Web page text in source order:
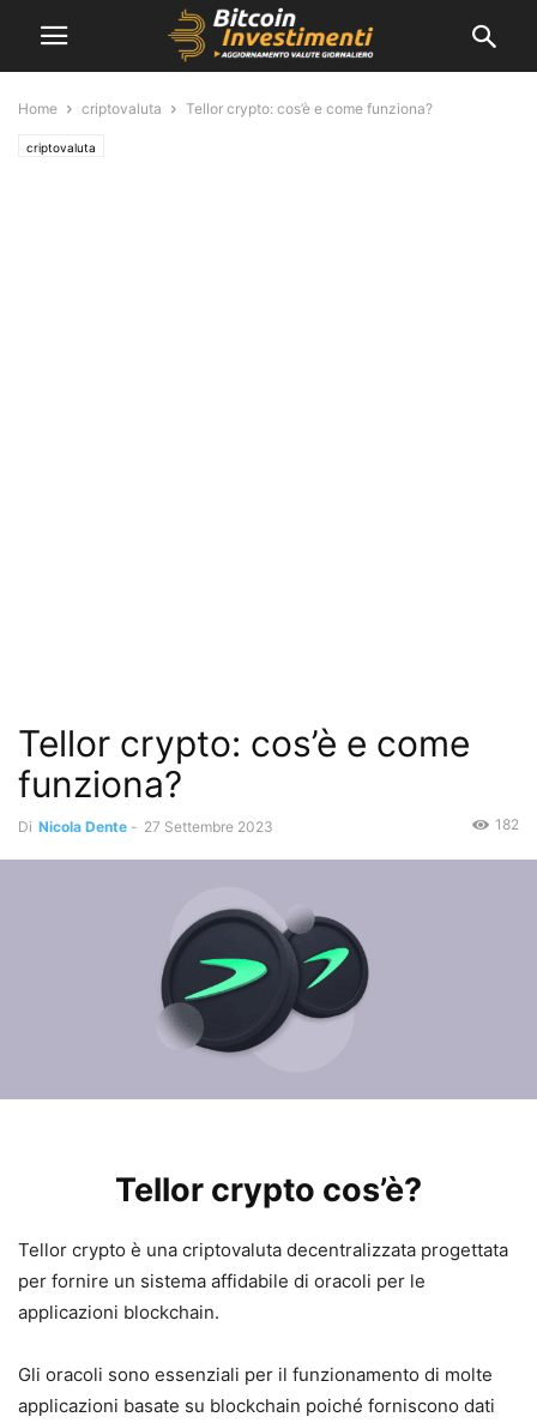
Home criptovaluta Tellor crypto: cos’è e come funziona?
criptovaluta
Tellor crypto: cos’è e come
funziona?
Di Nicola Dente - 27 Settembre 2023 182
Tellor crypto cos’è?
Tellor crypto è una criptovaluta decentralizzata progettata
per fornire un sistema affidabile di oracoli per le
applicazioni blockchain.
Gli oracoli sono essenziali per il funzionamento di molte
applicazioni basate su blockchain poiché forniscono dati